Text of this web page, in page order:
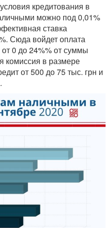
кредитования в
можно под 0,01%
ставка
Сюда войдет оплата
0 до 24%% от суммы
комиссия в размере
от 500 до 75 тыс. грн и